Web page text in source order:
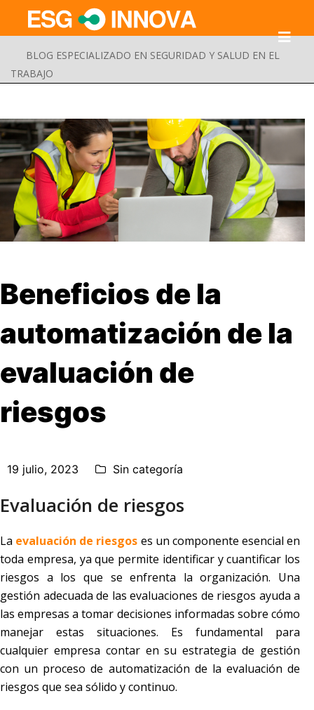
BLOG ESPECIALIZADO EN SEGURIDAD Y SALUD EN EL
TRABAJO
Beneficios de la
automatización de la
evaluación de
riesgos
19 julio, 2023 Sin categoría
Evaluación de riesgos
La evaluación de riesgos es un componente esencial en
toda empresa, ya que permite identificar y cuantificar los
riesgos a los que se enfrenta la organización. Una
gestión adecuada de las evaluaciones de riesgos ayuda a
las empresas a tomar decisiones informadas sobre cómo
manejar estas situaciones. Es fundamental para
cualquier empresa contar en su estrategia de gestión
con un proceso de automatización de la evaluación de
riesgos que sea sólido y continuo.